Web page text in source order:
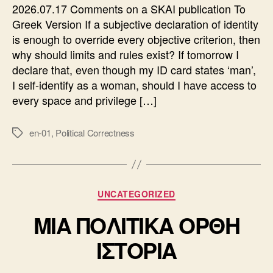
2026.07.17 Comments on a SKAI publication To
Greek Version If a subjective declaration of identity
is enough to override every objective criterion, then
why should limits and rules exist? If tomorrow I
declare that, even though my ID card states ‘man’,
I self-identify as a woman, should I have access to
every space and privilege […]
Ετικέτες
en-01, Political Correctness
Κατηγορίες
UNCATEGORIZED
ΜΙΑ ΠΟΛΙΤΙΚΑ ΟΡΘΗ
ΙΣΤΟΡΙΑ